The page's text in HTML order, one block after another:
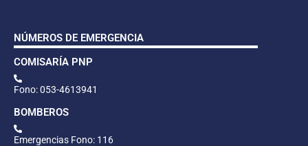
NÚMEROS DE EMERGENCIA
COMISARÍA PNP
Fono: 053-4613941
BOMBEROS
Emergencias Fono: 116